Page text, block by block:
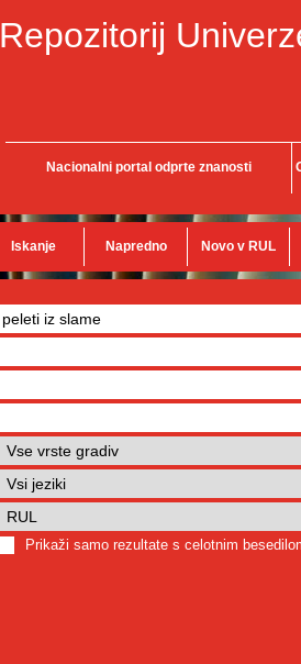
Repozitorij
Nacionalni portal odprte znanosti
Iskanje Napredno Novo v RUL
Prikaži samo rezultate s celotnim